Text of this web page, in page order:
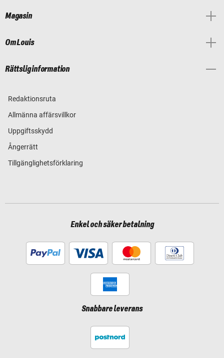
Magasin
Om Louis
Rättslig information
Redaktionsruta
Allmänna affärsvillkor
Uppgiftsskydd
Ångerrätt
Tillgänglighetsförklaring
Enkel och säker betalning
Snabbare leverans